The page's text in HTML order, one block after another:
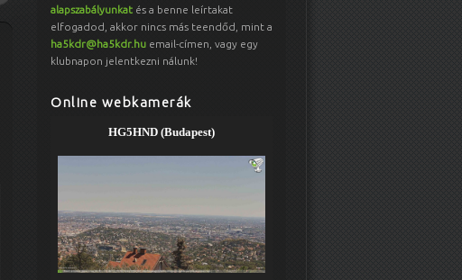
alapszabályunkat és a benne leírtakat
elfogadod, akkor nincs más teendőd, mint a
ha5kdr@ha5kdr.hu email-címen, vagy egy
klubnapon jelentkezni nálunk!
Online webkamerák